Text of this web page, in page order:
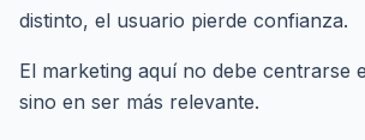
distinto, el usuario pierde confianza.
El marketing aquí no debe centrarse
sino en ser más relevante.